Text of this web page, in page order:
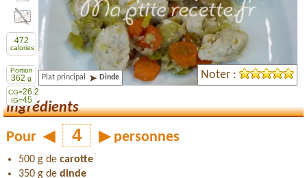
Partager cette recette
472
calories
Portion
362 g
CG=26.2
IG=45
Plat principal Dinde Noter :
Ingrédients
Pour ◀ ▶ personnes
500 g de carotte
350 g de dinde